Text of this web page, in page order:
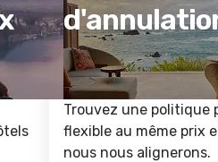
Trouvez une politique
flexible au même prix
nous nous alignerons.